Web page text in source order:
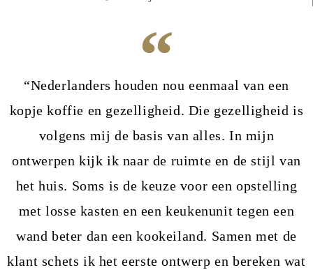
“Nederlanders houden nou eenmaal van een
kopje koffie en gezelligheid. Die gezelligheid is
volgens mij de basis van alles. In mijn
ontwerpen kijk ik naar de ruimte en de stijl van
het huis. Soms is de keuze voor een opstelling
met losse kasten en een keukenunit tegen een
wand beter dan een kookeiland. Samen met de
klant schets ik het eerste ontwerp en bereken wat